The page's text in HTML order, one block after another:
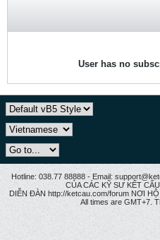
User has no
Hotline: 038.77 88888 - Email:
CỦA CÁC KỸ SƯ KẾT
DIỄN ĐÀN http://ketcau.com/forum NƠI
All times are GMT+7.